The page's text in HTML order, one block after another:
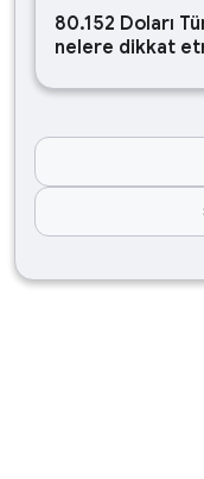
80.152 Doları
nelere dikkat